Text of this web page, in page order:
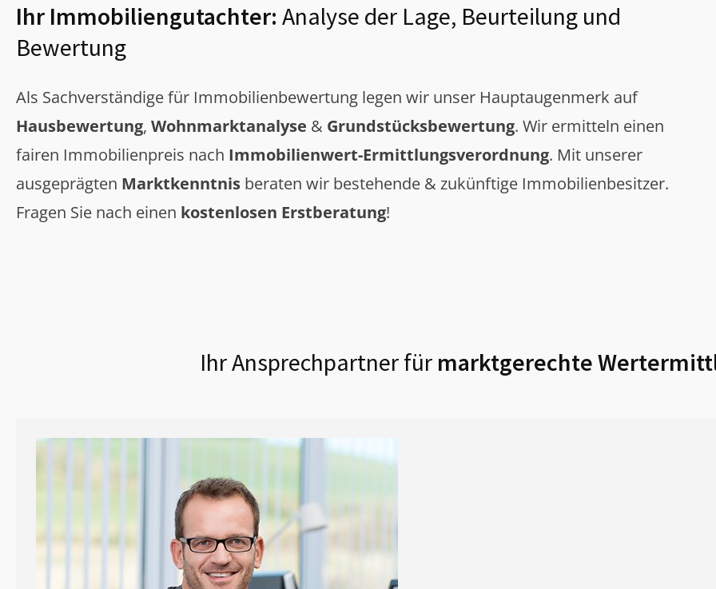
Ihr Immobiliengutachter: Analyse der Lage, Beurteilung und
Bewertung
Als Sachverständige für Immobilienbewertung legen wir unser Hauptaugenmerk auf
Hausbewertung, Wohnmarktanalyse & Grundstücksbewertung. Wir ermitteln einen
fairen Immobilienpreis nach Immobilienwert-Ermittlungsverordnung. Mit unserer
ausgeprägten Marktkenntnis beraten wir bestehende & zukünftige Immobilienbesitzer.
Fragen Sie nach einen kostenlosen Erstberatung!
Ihr Ansprechpartner für marktgerechte